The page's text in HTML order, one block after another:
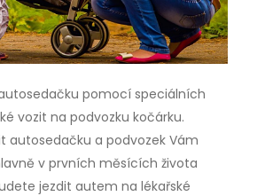
pomocí speciálních
vozit na podvozku kočárku.
autosedačku a podvozek Vám
v prvních měsících života
jezdit autem na lékařské